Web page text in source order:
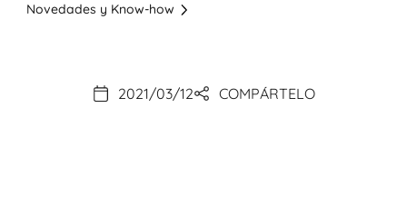
Novedades y Know-how
2021/03/12 COMPÁRTELO